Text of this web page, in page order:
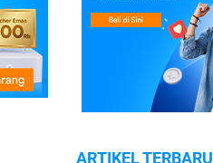
ARTIKEL TERBARU